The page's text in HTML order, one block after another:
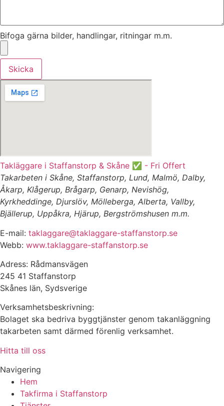
Bifoga gärna bilder, handlingar, ritningar m.m.
Skicka
Takläggare i Staffanstorp & Skåne ✅ - Fri Offert
Takarbeten i Skåne, Staffanstorp, Lund, Malmö, Dalby,
Åkarp, Klågerup, Brågarp, Genarp, Nevishög,
Kyrkheddinge, Djurslöv, Mölleberga, Alberta, Vallby,
Bjällerup, Uppåkra, Hjärup, Bergströmshusen m.m.
E-mail: taklaggare@taklaggare-staffanstorp.se
Webb: www.taklaggare-staffanstorp.se
Adress: Rådmansvägen
245 41 Staffanstorp
Skånes län, Sydsverige
Verksamhetsbeskrivning:
Bolaget ska bedriva byggtjänster genom takanläggning
takarbeten samt därmed förenlig verksamhet.
Hitta till oss
Navigering
Hem
Takfirma i Staffanstorp